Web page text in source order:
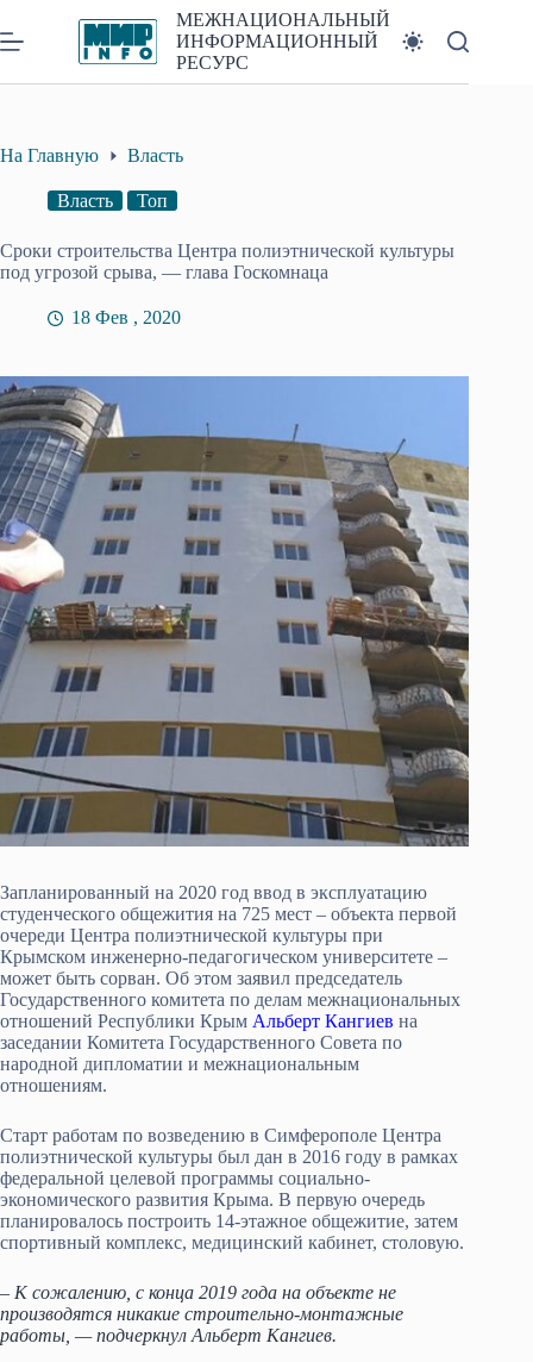
к
сути
МЕЖНАЦИОНАЛЬНЫЙ
ИНФОРМАЦИОННЫЙ
РЕСУРС
На Главную Власть
Власть Топ
Сроки строительства Центра полиэтнической культуры
под угрозой срыва, — глава Госкомнаца
18 Фев , 2020
Запланированный на 2020 год ввод в эксплуатацию
студенческого общежития на 725 мест – объекта первой
очереди Центра полиэтнической культуры при
Крымском инженерно-педагогическом университете –
может быть сорван. Об этом заявил председатель
Государственного комитета по делам межнациональных
отношений Республики Крым Альберт Кангиев на
заседании Комитета Государственного Совета по
народной дипломатии и межнациональным
отношениям.
Старт работам по возведению в Симферополе Центра
полиэтнической культуры был дан в 2016 году в рамках
федеральной целевой программы социально-
экономического развития Крыма. В первую очередь
планировалось построить 14-этажное общежитие, затем
спортивный комплекс, медицинский кабинет, столовую.
– К сожалению, с конца 2019 года на объекте не
производятся никакие строительно-монтажные
работы, — подчеркнул Альберт Кангиев.